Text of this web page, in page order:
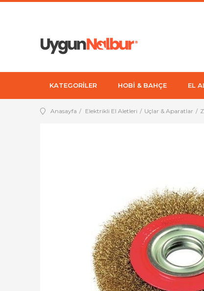
KATEGORİLER HOBİ & BAHÇE EL
Anasayfa Elektrikli El Aletleri Uçlar & Aparatlar